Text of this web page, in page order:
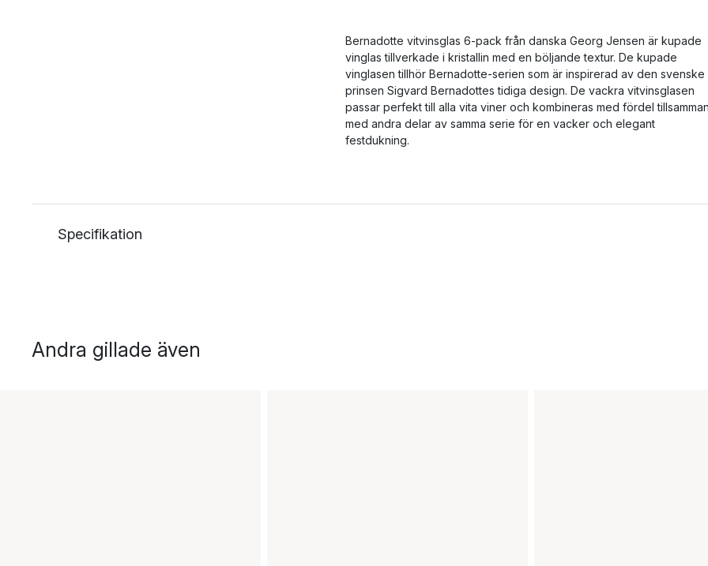
Bernadotte vitvinsglas 6-pack från danska Georg Jensen är kupade
vinglas tillverkade i kristallin med en böljande textur. De kupade
vinglasen tillhör Bernadotte-serien som är inspirerad av den svenske
prinsen Sigvard Bernadottes tidiga design. De vackra vitvinsglasen
passar perfekt till alla vita viner och kombineras med fördel
med andra delar av samma serie för en vacker och elegant
festdukning.
Specifikation
Andra gillade även